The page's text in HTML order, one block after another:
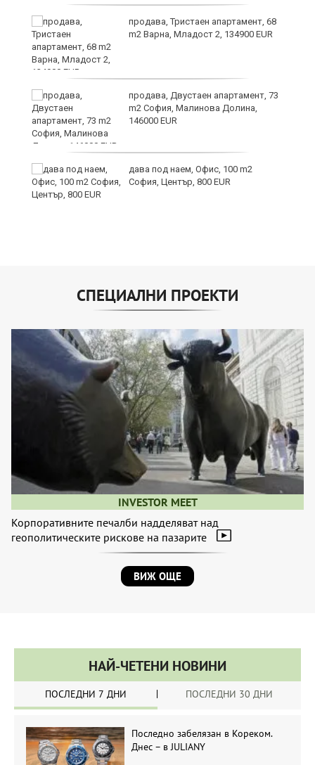
продава, Тристаен апартамент, 68
m2 Варна, Младост 2, 134900 EUR
продава, Двустаен апартамент, 73
m2 София, Малинова Долина,
146000 EUR
дава под наем, Офис, 100 m2
София, Център, 800 EUR
СПЕЦИАЛНИ ПРОЕКТИ
INVESTOR MEET
Корпоративните печалби надделяват над
геополитическите рискове на пазарите
ВИЖ ОЩЕ
НАЙ-ЧЕТЕНИ НОВИНИ
ПОСЛЕДНИ 7 ДНИ ПОСЛЕДНИ 30 ДНИ
Последно забелязан в Кореком.
Днес – в JULIANY